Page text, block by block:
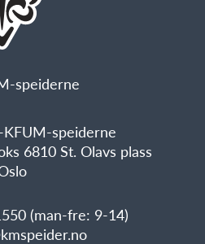
speiderne
KFUM-speiderne
6810 St. Olavs plass
(man-fre: 9-14)